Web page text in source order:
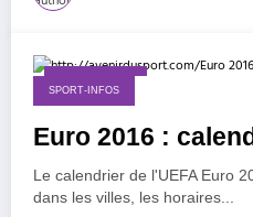
1 février 2015
SPORT-INFOS
Euro 2016 :
Le calendrier de l'UEFA Euro
dans les villes, les horaires...